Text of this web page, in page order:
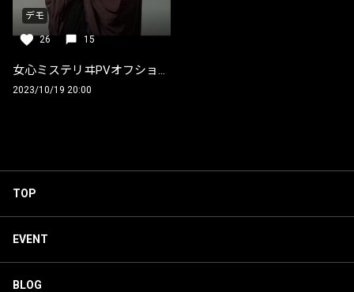
デモ
26 15
女心ミステリヰPVオフショットとながながとした裏話
2023/10/19 20:00
TOP
EVENT
BLOG